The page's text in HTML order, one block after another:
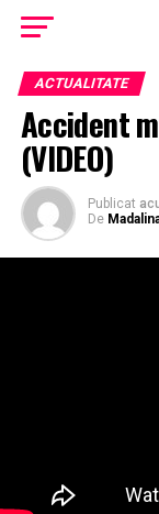
ACTUALITATE
Accident
(VIDEO)
Publicat
De